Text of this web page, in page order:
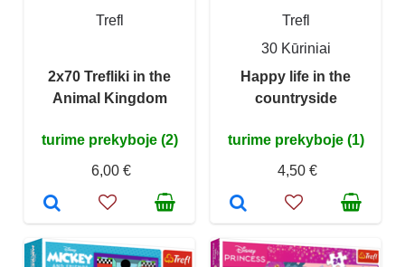
Trefl
2x70 Trefliki in the
Animal Kingdom
turime prekyboje (2)
6,00 €
Trefl
30 Kūriniai
Happy life in the
countryside
turime prekyboje (1)
4,50 €